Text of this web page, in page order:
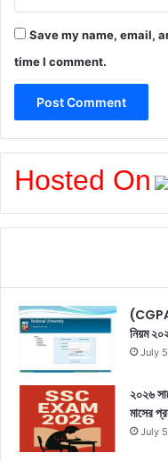
Save my name, email,
time I comment.
Hosted On
(CGPA
নিয়ম
July
২০২৬
মাসের
July